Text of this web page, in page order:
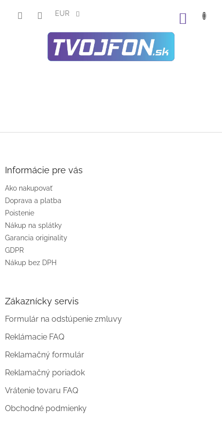
EUR
Informácie pre vás
Ako nakupovať
Doprava a platba
Poistenie
Nákup na splátky
Garancia originality
GDPR
Nákup bez DPH
Zákaznícky servis
Formulár na odstúpenie zmluvy
Reklámacie FAQ
Reklamačný formulár
Reklamačný poriadok
Vrátenie tovaru FAQ
Obchodné podmienky